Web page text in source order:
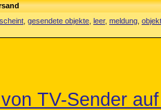
gesendete objekte leer, meldung
TV-Sender